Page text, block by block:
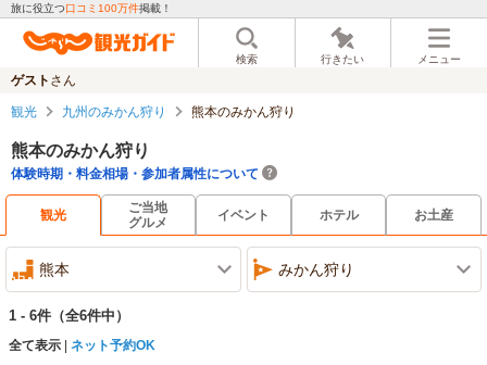
旅に役立つ口コミ100万件掲載！
検索 行きたい メニュー
ゲスト さん
観光 九州のみかん狩り 熊本のみかん狩り
熊本のみかん狩り
体験時期・料金相場・参加者属性について
観光
ご当地
グルメ
イベント ホテル お土産
熊本 みかん狩り
1 - 6件 （全6件中）
全て表示 ネット予約OK